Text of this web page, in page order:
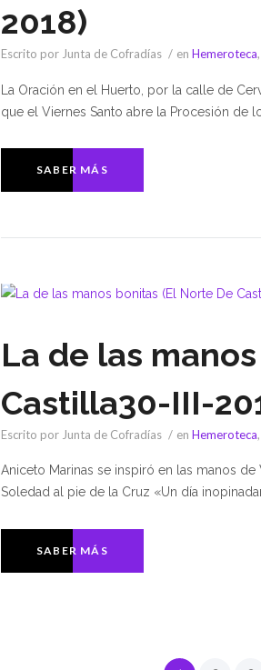
2018)
Escrito por Junta de Cofradías en Hemeroteca,
La Oración en el Huerto, por la calle de
que el Viernes Santo abre la Procesión de
SABER MÁS
La de las
Castilla30-III-
Escrito por Junta de Cofradías en Hemeroteca,
Aniceto Marinas se inspiró en las manos
Soledad al pie de la Cruz «Un día
SABER MÁS